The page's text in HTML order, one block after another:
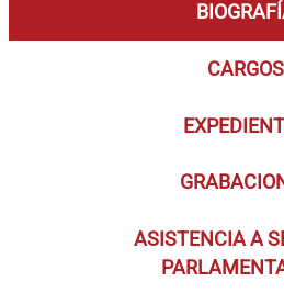
CARGOS
ASISTENCIA A